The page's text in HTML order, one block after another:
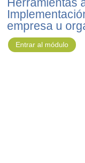
empresa u
Entrar al módulo